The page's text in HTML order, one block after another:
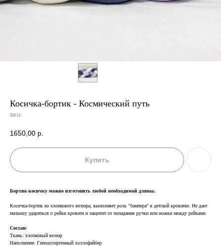
Косичка-бортик - Космический путь
SKU:
1650,00 р.
Купить
Бортик-косичку можно изготовить любой необходимой длины.
Косичка-бортик из хлопкового велюра, выполняет роль "бампера" в детской кроватке. Не дает
малышу удариться о рейки кровати и защитит от попадания ручки или ножки между рейками.
Состав:
Ткань: хлопковый велюр
Наполнение: Гипоаллергенный холлофайбер